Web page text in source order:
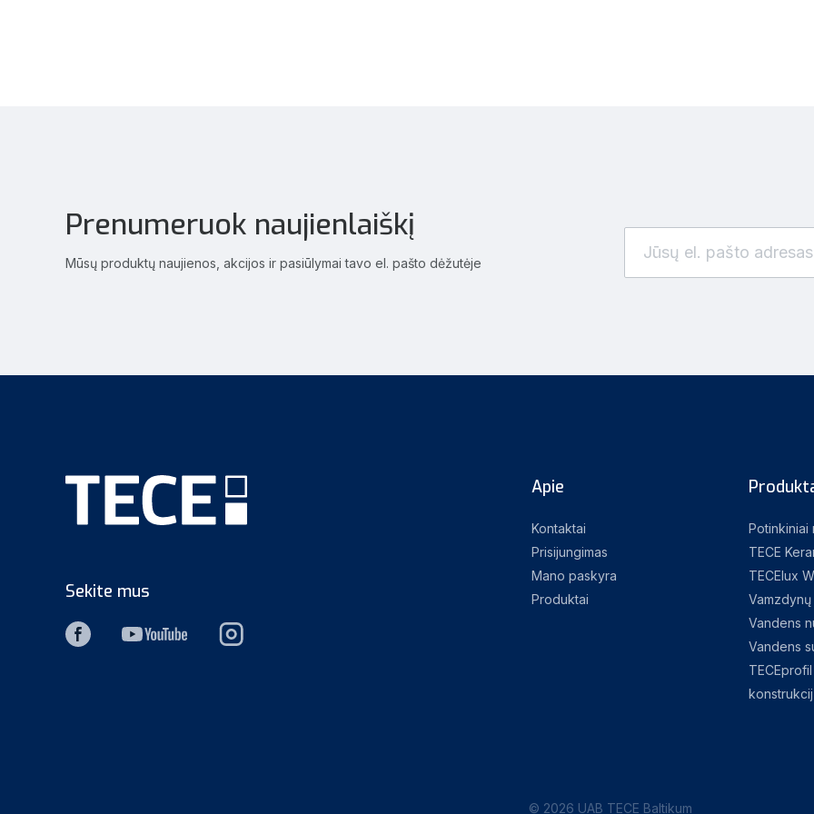
Prenumeruok naujienlaiškį
Mūsų produktų naujienos, akcijos ir pasiūlymai tavo el. pašto dėžutėje
Sekite mus
Apie
Kontaktai
Prisijungimas
Mano paskyra
Produktai
Potinkiniai
TECE
TECElux
Vandens
Vandens
© 2026 UAB TECE Baltikum